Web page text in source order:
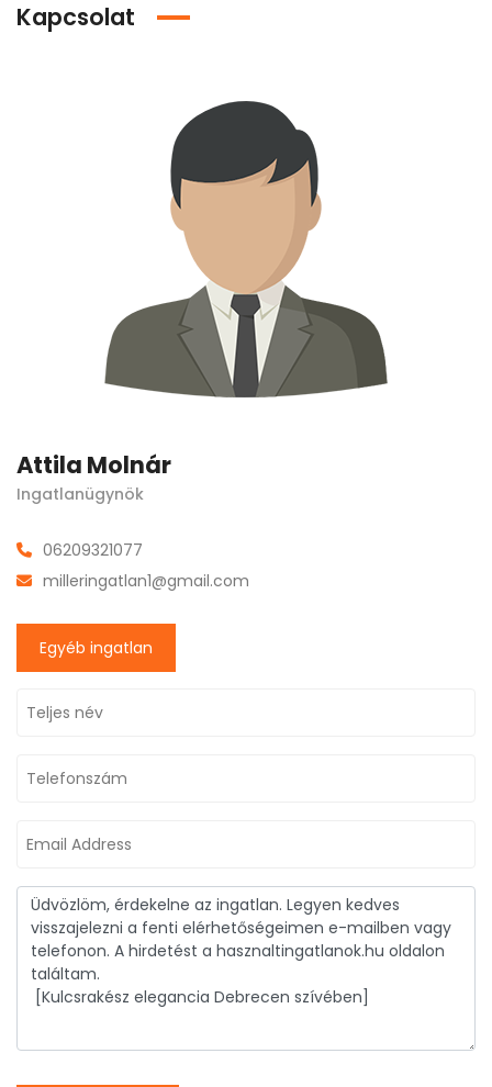
Kapcsolat
Attila Molnár
Ingatlanügynök
06209321077
milleringatlan1@gmail.com
Egyéb ingatlan